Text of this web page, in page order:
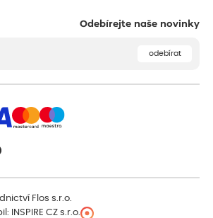
Odebírejte naše novinky
odebírat
Flos s.r.o.
INSPIRE CZ s.r.o.